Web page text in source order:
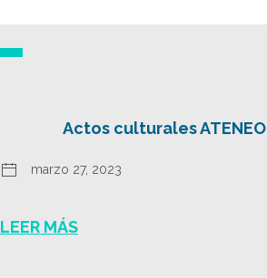
Actos culturales
marzo 27, 2023
LEER MÁS